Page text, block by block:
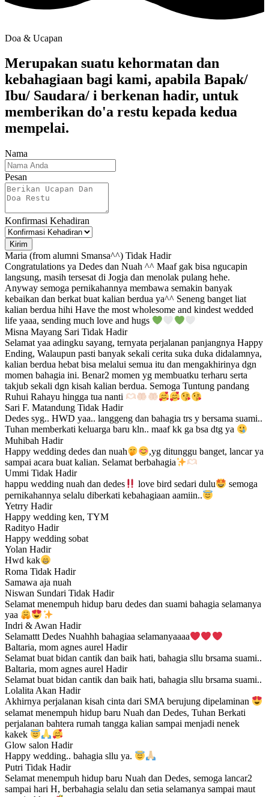
Doa & Ucapan
Merupakan suatu kehormatan dan
kebahagiaan bagi kami, apabila Bapak/
Ibu/ Saudara/ i berkenan hadir, untuk
memberikan do'a restu kepada kedua
mempelai.
Nama
Pesan
Konfirmasi Kehadiran
Kirim
Maria (from alumni Smansa^^) Tidak Hadir
Congratulations ya Dedes dan Nuah ^^ Maaf gak bisa ngucapin
langsung, masih tersesat di Jogja dan menolak pulang hehe.
Anyway semoga pernikahannya membawa semakin banyak
kebaikan dan berkat buat kalian berdua ya^^ Seneng banget liat
kalian berdua hihi Have the most wholesome and kindest wedded
life yaaa, sending much love and hugs
Misna Mayang Sari Tidak Hadir
Selamat yaa adingku sayang, ternyata perjalanan panjangnya Happy
Ending, Walaupun pasti banyak sekali cerita suka duka didalamnya,
kalian berdua hebat bisa melalui semua itu dan mengakhirinya dgn
momen bahagia ini. Benar2 momen yg membuatku terharu serta
takjub sekali dgn kisah kalian berdua. Semoga Tuntung pandang
Ruhui Rahayu hingga tua nanti
Sari F. Matandung Tidak Hadir
Dedes syg.. HWD yaa.. langgeng dan bahagia trs y bersama suami..
Tuhan memberkati keluarga baru kln.. maaf kk ga bsa dtg ya
Muhibah Hadir
Happy wedding dedes dan nuah
,yg ditunggu banget, lancar ya
sampai acara buat kalian. Selamat berbahagia
Ummi Tidak Hadir
happu wedding nuah dan dedes
love bird sedari dulu
semoga
pernikahannya selalu diberkati kebahagiaan aamiin..
Yetrry Hadir
Happy wedding ken, TYM
Radityo Hadir
Happy wedding sobat
Yolan Hadir
Hwd kak
Roma Tidak Hadir
Samawa aja nuah
Niswan Sundari Tidak Hadir
Selamat menempuh hidup baru dedes dan suami bahagia selamanya
yaa
Indri & Awan Hadir
Selamattt Dedes Nuahhh bahagiaa selamanyaaaa
Baltaria, mom agnes aurel Hadir
Selamat buat bidan cantik dan baik hati, bahagia sllu brsama suami..
Baltaria, mom agnes aurel Hadir
Selamat buat bidan cantik dan baik hati, bahagia sllu brsama suami..
Lolalita Akan Hadir
Akhirnya perjalanan kisah cinta dari SMA berujung dipelaminan
selamat menempuh hidup baru Nuah dan Dedes, Tuhan Berkati
perjalanan bahtera rumah tangga kalian sampai menjadi nenek
kakek
Glow salon Hadir
Happy wedding.. bahagia sllu ya.
Putri Tidak Hadir
Selamat menempuh hidup baru Nuah dan Dedes, semoga lancar2
sampai hari H, berbahagia selalu dan setia selamanya sampai maut